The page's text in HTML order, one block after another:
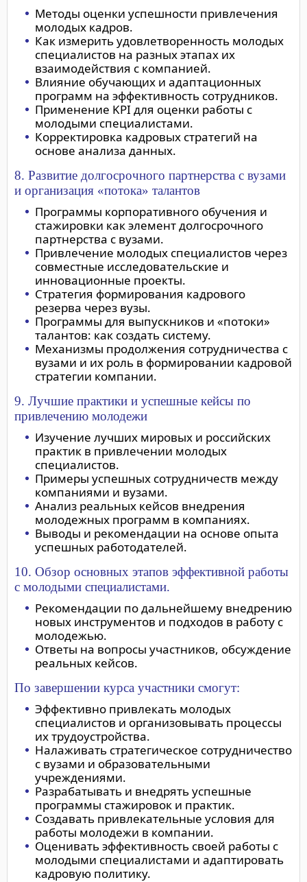
Методы оценки успешности привлечения
молодых кадров.
Как измерить удовлетворенность молодых
специалистов на разных этапах их
взаимодействия с компанией.
Влияние обучающих и адаптационных
программ на эффективность сотрудников.
Применение KPI для оценки работы с
молодыми специалистами.
Корректировка кадровых стратегий на
основе анализа данных.
8. Развитие долгосрочного партнерства с вузами
и организация «потока» талантов
Программы корпоративного обучения и
стажировки как элемент долгосрочного
партнерства с вузами.
Привлечение молодых специалистов через
совместные исследовательские и
инновационные проекты.
Стратегия формирования кадрового
резерва через вузы.
Программы для выпускников и «потоки»
талантов: как создать систему.
Механизмы продолжения сотрудничества с
вузами и их роль в формировании кадровой
стратегии компании.
9. Лучшие практики и успешные кейсы по
привлечению молодежи
Изучение лучших мировых и российских
практик в привлечении молодых
специалистов.
Примеры успешных сотрудничеств между
компаниями и вузами.
Анализ реальных кейсов внедрения
молодежных программ в компаниях.
Выводы и рекомендации на основе опыта
успешных работодателей.
10. Обзор основных этапов эффективной работы
с молодыми специалистами.
Рекомендации по дальнейшему внедрению
новых инструментов и подходов в работу с
молодежью.
Ответы на вопросы участников, обсуждение
реальных кейсов.
По завершении курса участники смогут:
Эффективно привлекать молодых
специалистов и организовывать процессы
их трудоустройства.
Налаживать стратегическое сотрудничество
с вузами и образовательными
учреждениями.
Разрабатывать и внедрять успешные
программы стажировок и практик.
Создавать привлекательные условия для
работы молодежи в компании.
Оценивать эффективность своей работы с
молодыми специалистами и адаптировать
кадровую политику.